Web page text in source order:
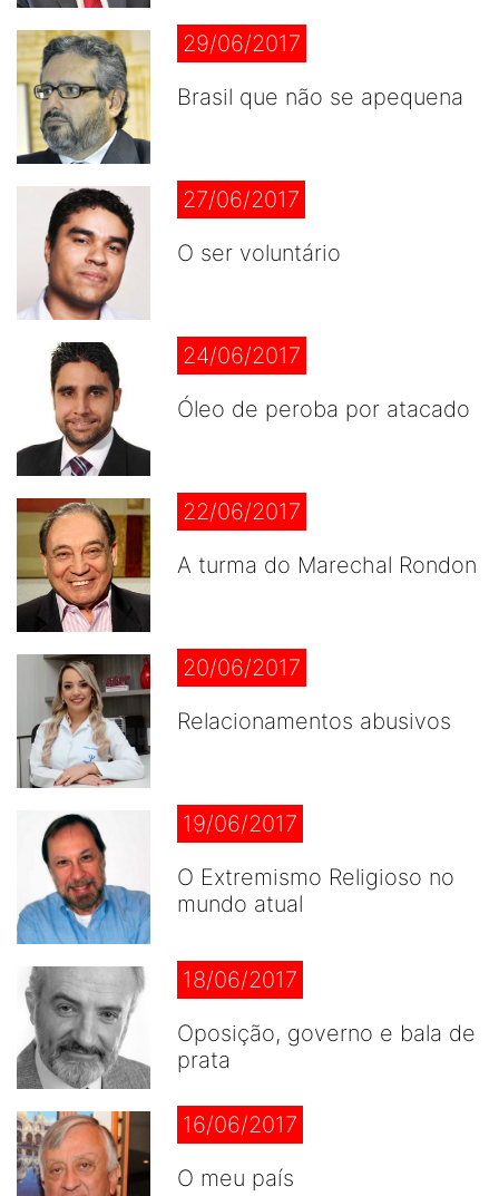
29/06/2017
Brasil que não se apequena
27/06/2017
O ser voluntário
24/06/2017
Óleo de peroba por atacado
22/06/2017
A turma do Marechal Rondon
20/06/2017
Relacionamentos abusivos
19/06/2017
O Extremismo Religioso no
mundo atual
18/06/2017
Oposição, governo e bala de
prata
16/06/2017
O meu país